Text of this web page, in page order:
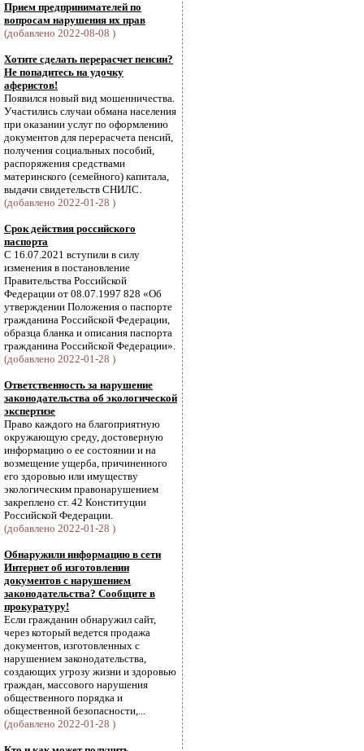
Прием предпринимателей по
вопросам нарушения их прав
(добавлено 2022-08-08 )
Хотите сделать перерасчет пенсии?
Не попадитесь на удочку
аферистов!
Появился новый вид мошенничества.
Участились случаи обмана населения
при оказании услуг по оформлению
документов для перерасчета пенсий,
получения социальных пособий,
распоряжения средствами
материнского (семейного) капитала,
выдачи свидетельств СНИЛС.
(добавлено 2022-01-28 )
Срок действия российского
паспорта
С 16.07.2021 вступили в силу
изменения в постановление
Правительства Российской
Федерации от 08.07.1997 828 «Об
утверждении Положения о паспорте
гражданина Российской Федерации,
образца бланка и описания паспорта
гражданина Российской Федерации».
(добавлено 2022-01-28 )
Ответственность за нарушение
законодательства об экологической
экспертизе
Право каждого на благоприятную
окружающую среду, достоверную
информацию о ее состоянии и на
возмещение ущерба, причиненного
его здоровью или имуществу
экологическим правонарушением
закреплено ст. 42 Конституции
Российской Федерации.
(добавлено 2022-01-28 )
Обнаружили информацию в сети
Интернет об изготовлении
документов с нарушением
законодательства? Сообщите в
прокуратуру!
Если гражданин обнаружил сайт,
через который ведется продажа
документов, изготовленных с
нарушением законодательства,
создающих угрозу жизни и здоровью
граждан, массового нарушения
общественного порядка и
общественной безопасности,...
(добавлено 2022-01-28 )